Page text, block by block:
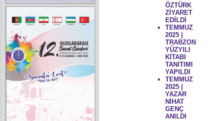
ÖZTÜRK
ZİYARET
EDİLDİ
TEMMUZ
2025 |
TRABZON
YÜZYILI
KİTABI
TANITIMI
YAPILDI
TEMMUZ
2025 |
YAZAR
NİHAT
GENÇ
ANILDI